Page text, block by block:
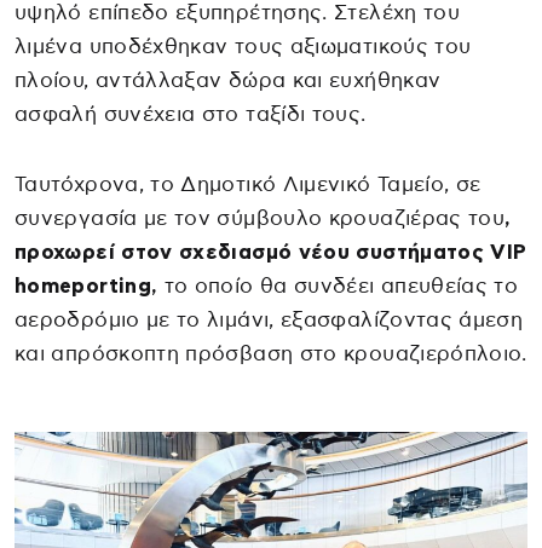
υψηλό επίπεδο εξυπηρέτησης. Στελέχη του
λιμένα υποδέχθηκαν τους αξιωματικούς του
πλοίου, αντάλλαξαν δώρα και ευχήθηκαν
ασφαλή συνέχεια στο ταξίδι τους.
Ταυτόχρονα, το Δημοτικό Λιμενικό Ταμείο, σε
συνεργασία με τον σύμβουλο κρουαζιέρας του,
προχωρεί στον σχεδιασμό νέου συστήματος VIP
homeporting, το οποίο θα συνδέει απευθείας το
αεροδρόμιο με το λιμάνι, εξασφαλίζοντας άμεση
και απρόσκοπτη πρόσβαση στο κρουαζιερόπλοιο.